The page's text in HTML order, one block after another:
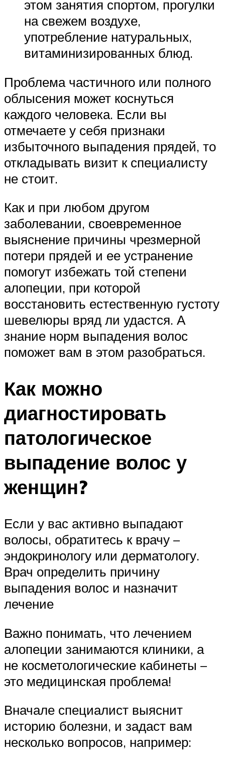
этом занятия спортом, прогулки
на свежем воздухе,
употребление натуральных,
витаминизированных блюд.
Проблема частичного или полного
облысения может коснуться
каждого человека. Если вы
отмечаете у себя признаки
избыточного выпадения прядей, то
откладывать визит к специалисту
не стоит.
Как и при любом другом
заболевании, своевременное
выяснение причины чрезмерной
потери прядей и ее устранение
помогут избежать той степени
алопеции, при которой
восстановить естественную густоту
шевелюры вряд ли удастся. А
знание норм выпадения волос
поможет вам в этом разобраться.
Как можно
диагностировать
патологическое
выпадение волос у
женщин?
Если у вас активно выпадают
волосы, обратитесь к врачу –
эндокринологу или дерматологу.
Врач определить причину
выпадения волос и назначит
лечение
Важно понимать, что лечением
алопеции занимаются клиники, а
не косметологические кабинеты –
это медицинская проблема!
Вначале специалист выяснит
историю болезни, и задаст вам
несколько вопросов, например: